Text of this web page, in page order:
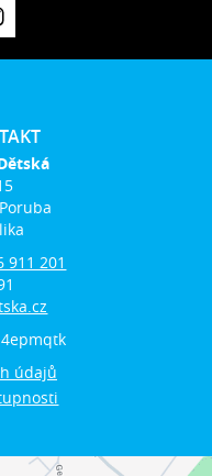
911 201
4epmqtk
údajů